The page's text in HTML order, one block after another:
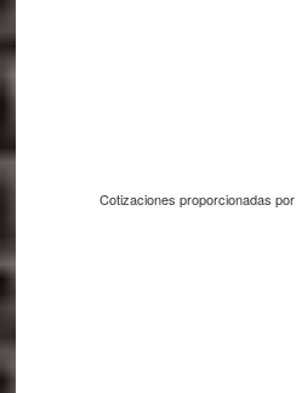
Cotizaciones proporcionadas por